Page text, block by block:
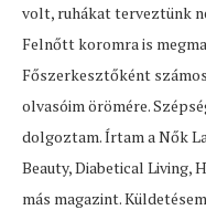
volt, ruhákat terveztünk
Felnőtt koromra is
Főszerkesztőként
olvasóim örömére.
dolgoztam. Írtam a Nők
Beauty, Diabetical Living,
más magazint.